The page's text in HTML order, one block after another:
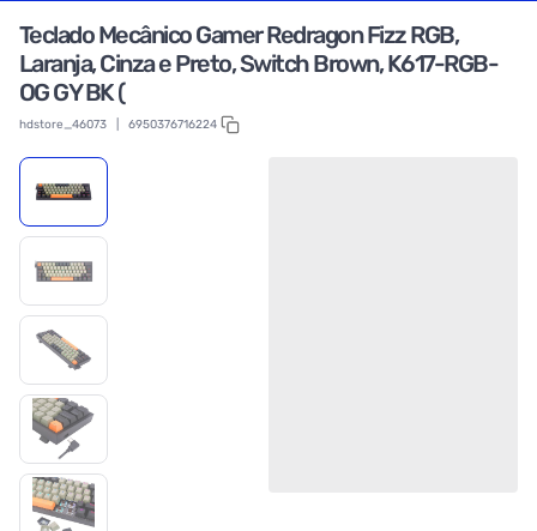
Teclado Mecânico Gamer Redragon Fizz RGB,
Laranja, Cinza e Preto, Switch Brown, K617-RGB-
OG GY BK (
hdstore_46073 6950376716224